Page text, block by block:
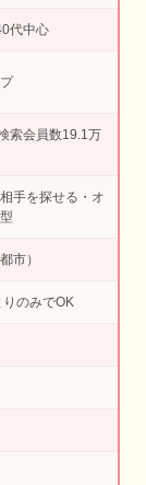
代中心
索会員数19.1万
手を探せる・オ
市）
のみでOK